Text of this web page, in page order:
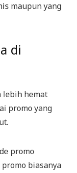
maupun yang
di
lebih hemat
promo yang
promo
biasanya